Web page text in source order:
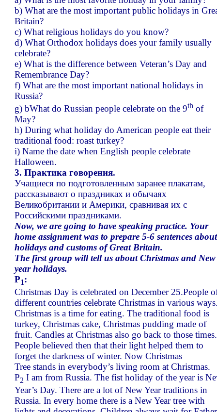
b) What are the most important public holidays in
Britain?
c) What religious holidays do you know?
d) What Orthodox holidays does your family usually
celebrate?
e) What is the difference between Veteran’s Day and
Remembrance Day?
f) What are the most important national holidays in
Russia?
g) bWhat do Russian people celebrate on the 9th of
May?
h) During what holiday do American people eat their
traditional food: roast turkey?
i) Name the date when English people celebrate
Halloween.
3. Практика говорения.
Учащиеся по подготовленным заранее плакатам,
рассказывают о праздниках и обычаях
Великобритании и Америки, сравнивая их с
Российскими праздниками.
Now, we are going to have speaking practice. Your
home assignment was to prepare 5-6 sentences about
holidays and customs of Great Britain.
The first group will tell us about Christmas and New
year holidays.
P1:
Christmas Day is celebrated on December 25.People
different countries celebrate Christmas in various
Christmas is a time for eating. The traditional food is
turkey, Christmas cake, Christmas pudding made of
fruit. Candles at Christmas also go back to those times.
People believed then that their light helped them to
forget the darkness of winter. Now Christmas
Tree stands in everybody’s living room at Christmas.
P2 I am from Russia. The fist holiday of the year is
Year’s Day. There are a lot of New Year traditions in
Russia. In every home there is a New Year tree with